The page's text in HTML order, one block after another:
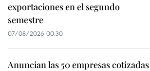
exportaciones en el segundo
semestre
07/08/2026 00:30
Anuncian las 50 empresas cotizadas